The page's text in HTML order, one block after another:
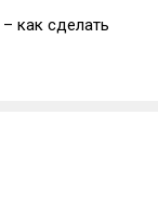
как сделать